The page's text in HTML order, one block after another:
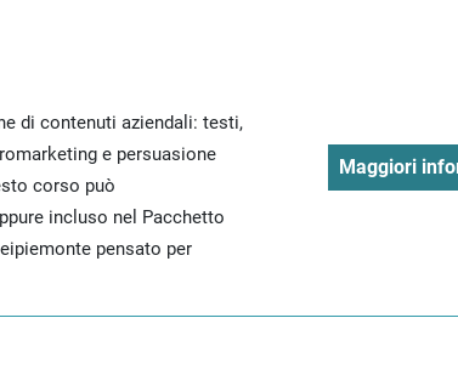
di contenuti aziendali: testi,
e persuasione
corso può
incluso nel Pacchetto
pensato per
Maggiori